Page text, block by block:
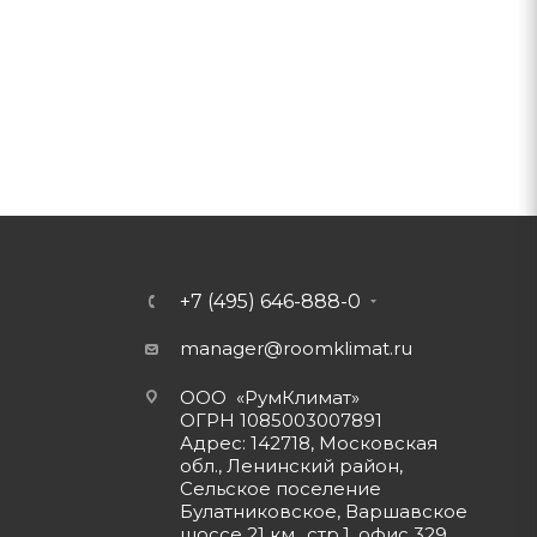
+7 (495) 646-888-0
manager@roomklimat.ru
ООО «РумКлимат»
ОГРН 1085003007891
Адрес: 142718, Московская
обл., Ленинский район,
Сельское поселение
Булатниковское, Варшавское